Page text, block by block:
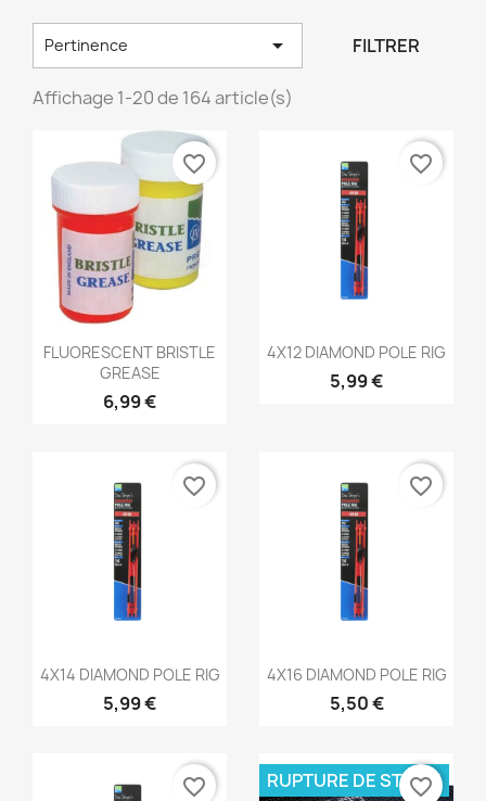
Pertinence  FILTRER
Affichage 1-20 de 164 article(s)
Aperçu rapide
FLUORESCENT BRISTLE
GREASE
6,99 €
favorite_border
Aperçu rapide
4X12 DIAMOND POLE RIG
5,99 €
favorite_border
Aperçu rapide
4X14 DIAMOND POLE RIG
5,99 €
favorite_border
Aperçu rapide
4X16 DIAMOND POLE RIG
5,50 €
favorite_border
favorite_border RUPTURE DE STOCK
favorite_border